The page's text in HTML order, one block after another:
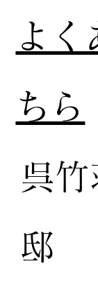
呉
邸
よく
ちら